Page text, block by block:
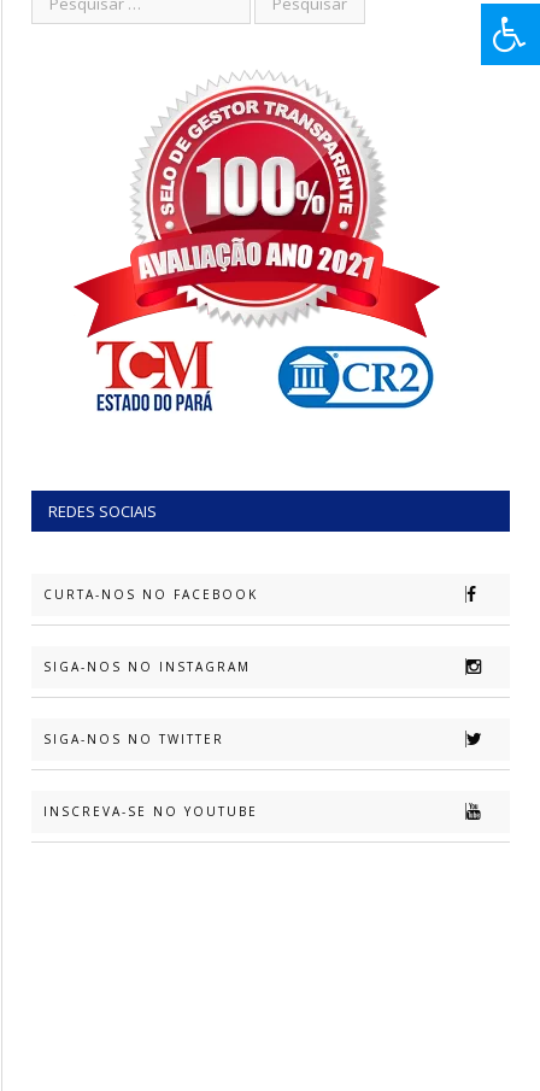
REDES SOCIAIS
CURTA-NOS NO FACEBOOK
SIGA-NOS NO INSTAGRAM
SIGA-NOS NO TWITTER
INSCREVA-SE NO YOUTUBE